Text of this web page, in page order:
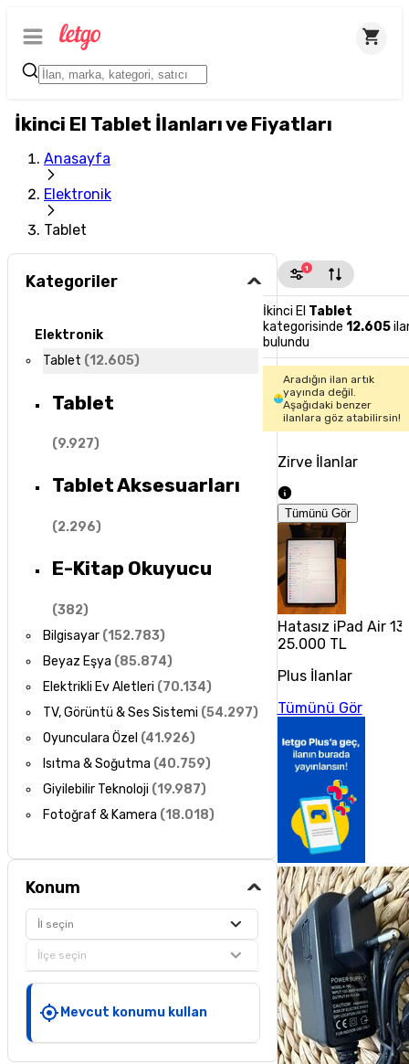
İkinci El Tablet İlanları ve Fiyatları
Anasayfa
Elektronik
Tablet
Kategoriler
Elektronik
Tablet (12.605)
Tablet
(9.927)
Tablet Aksesuarları
(2.296)
E-Kitap Okuyucu
(382)
Bilgisayar (152.783)
Beyaz Eşya (85.874)
Elektrikli Ev Aletleri (70.134)
TV, Görüntü & Ses Sistemi (54.297)
Oyunculara Özel (41.926)
Isıtma & Soğutma (40.759)
Giyilebilir Teknoloji (19.987)
Fotoğraf & Kamera (18.018)
Konum
İl seçin
İlçe seçin
Mevcut konumu kullan
1
İkinci El Tablet
kategorisinde 12.605
bulundu
Aradığın ilan artık
yayında değil.
Aşağıdaki benzer
ilanlara göz atabilirsin!
Zirve İlanlar
Tümünü Gör
Hatasız iPad Air
25.000 TL
Plus İlanlar
Tümünü Gör